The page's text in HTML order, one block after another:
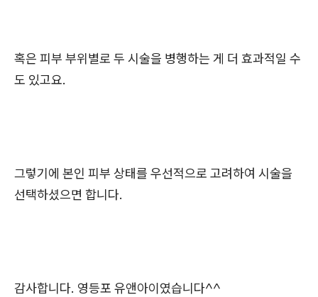
혹은 피부 부위별로 두 시술을 병행하는 게 더 효과적일 수
도 있고요.
그렇기에 본인 피부 상태를 우선적으로 고려하여 시술을
선택하셨으면 합니다.
감사합니다. 영등포 유앤아이였습니다^^